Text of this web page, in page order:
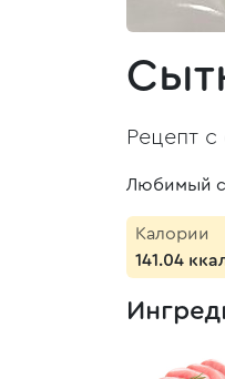
Рецепт
Любимый
Калории
141.04